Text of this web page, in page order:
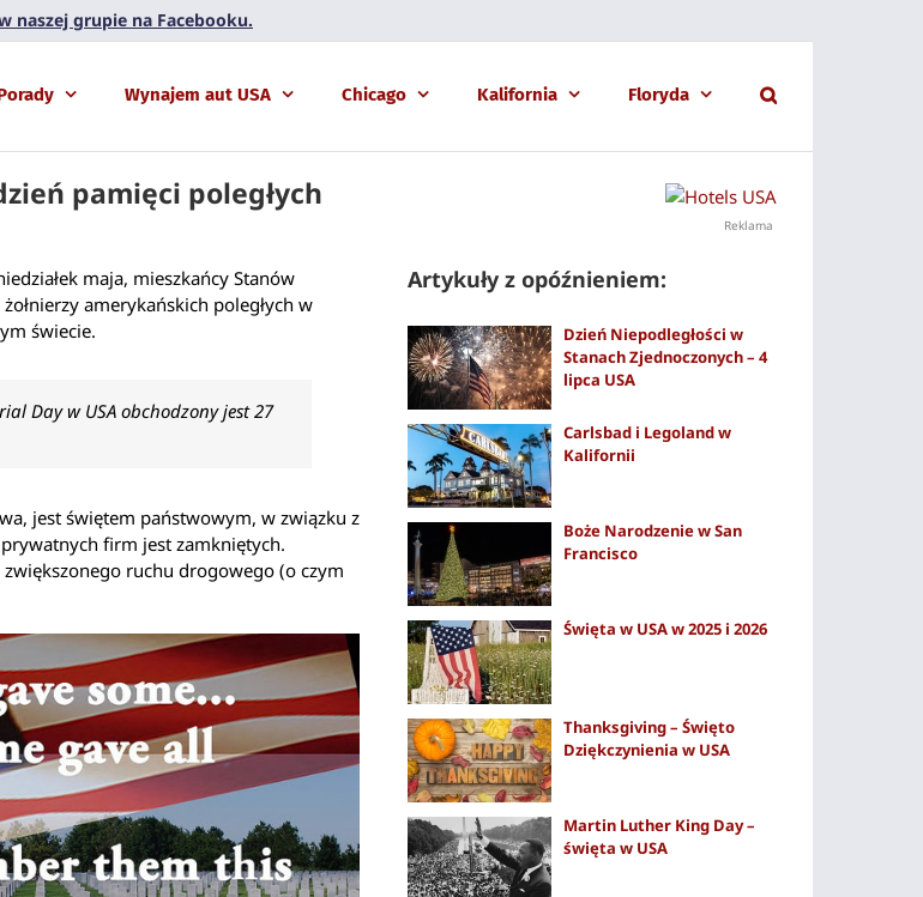
naszej grupie na Facebooku.
Wynajem aut USA Chicago Kalifornia Floryda
pamięci poległych
maja, mieszkańcy Stanów
amerykańskich poległych w
świecie.
Day w USA obchodzony jest 27
jest świętem państwowym, w związku z
firm jest zamkniętych.
zwiększonego ruchu drogowego (o czym
Reklama
Artykuły z opóźnieniem:
Dzień Niepodległości w
Stanach Zjednoczonych – 4
lipca USA
Carlsbad i Legoland w
Kalifornii
Boże Narodzenie w San
Francisco
Święta w USA w 2025 i 2026
Thanksgiving – Święto
Dziękczynienia w USA
Martin Luther King Day –
święta w USA